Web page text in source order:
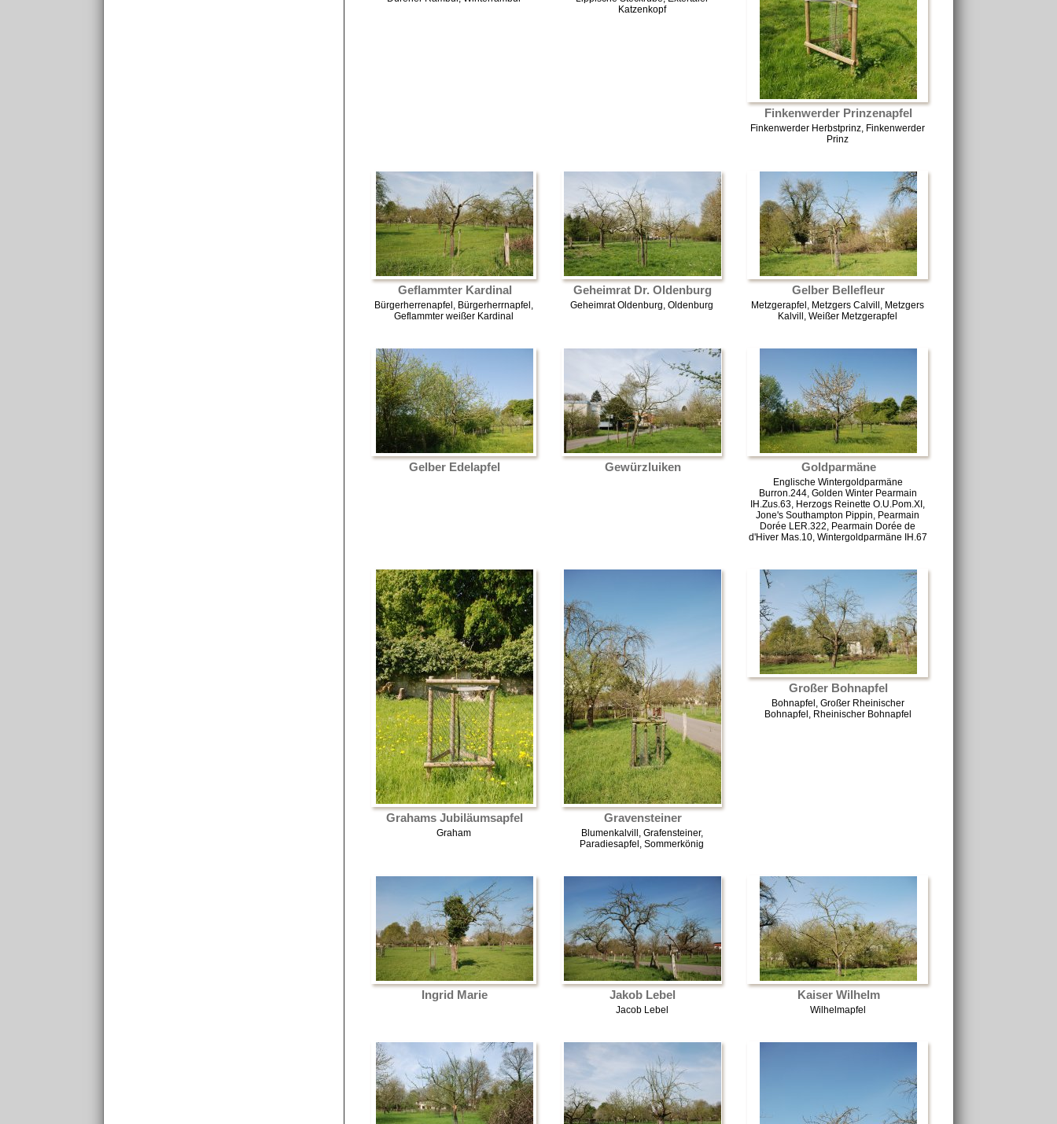
Katzenkopf
Finkenwerder Prinzenapfel
Finkenwerder Herbstprinz, Finkenwerder
Prinz
Geflammter Kardinal
Bürgerherrenapfel, Bürgerherrnapfel,
Geflammter weißer Kardinal
Geheimrat Dr. Oldenburg
Geheimrat Oldenburg, Oldenburg
Gelber Bellefleur
Metzgerapfel, Metzgers Calvill, Metzgers
Kalvill, Weißer Metzgerapfel
Gelber Edelapfel Gewürzluiken Goldparmäne
Englische Wintergoldparmäne
Burron.244, Golden Winter Pearmain
IH.Zus.63, Herzogs Reinette O.U.Pom.XI,
Jone's Southampton Pippin, Pearmain
Dorée LER.322, Pearmain Dorée de
d'Hiver Mas.10, Wintergoldparmäne IH.67
Grahams Jubiläumsapfel
Graham
Gravensteiner
Blumenkalvill, Grafensteiner,
Paradiesapfel, Sommerkönig
Großer Bohnapfel
Bohnapfel, Großer Rheinischer
Bohnapfel, Rheinischer Bohnapfel
Ingrid Marie Jakob Lebel
Jacob Lebel
Kaiser Wilhelm
Wilhelmapfel